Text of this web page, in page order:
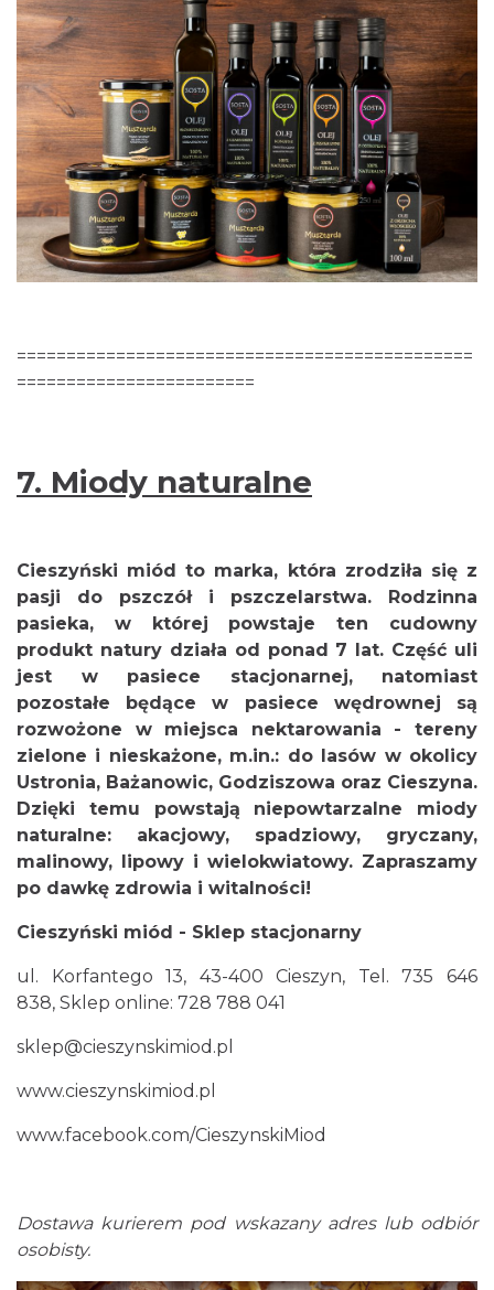
==============================================
========================
7. Miody naturalne
Cieszyński miód to marka, która zrodziła się z
pasji do pszczół i pszczelarstwa. Rodzinna
pasieka, w której powstaje ten cudowny
produkt natury działa od ponad 7 lat. Część uli
jest w pasiece stacjonarnej, natomiast
pozostałe będące w pasiece wędrownej są
rozwożone w miejsca nektarowania - tereny
zielone i nieskażone, m.in.: do lasów w okolicy
Ustronia, Bażanowic, Godziszowa oraz Cieszyna.
Dzięki temu powstają niepowtarzalne miody
naturalne: akacjowy, spadziowy, gryczany,
malinowy, lipowy i wielokwiatowy. Zapraszamy
po dawkę zdrowia i witalności!
Cieszyński miód - Sklep stacjonarny
ul. Korfantego 13, 43-400 Cieszyn, Tel. 735 646
838, Sklep online: 728 788 041
sklep@cieszynskimiod.pl
www.cieszynskimiod.pl
www.facebook.com/CieszynskiMiod
Dostawa kurierem pod wskazany adres lub odbiór
osobisty.